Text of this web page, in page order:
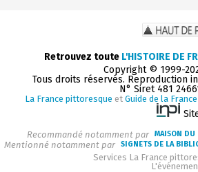
Retrouvez toute L'HISTOIRE DE
Copyright © 1999-
Tous droits réservés. Reproduction
N° Siret 481
La France pittoresque et Guide de la
Recommandé notamment par MAISON DU
Mentionné notamment par SIGNETS DE LA
Services La France